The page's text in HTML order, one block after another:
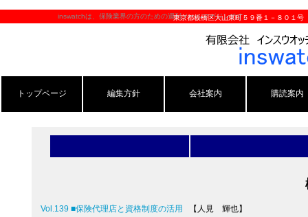
inswatchは、保険業界の方のための週刊メールマガジンです。
東京都板橋区大山東町５９番１－８０１号
トップページ 編集方針 会社案内 購読案内
Vol.139 ■保険代理店と資格制度の活用 【人見 輝也】